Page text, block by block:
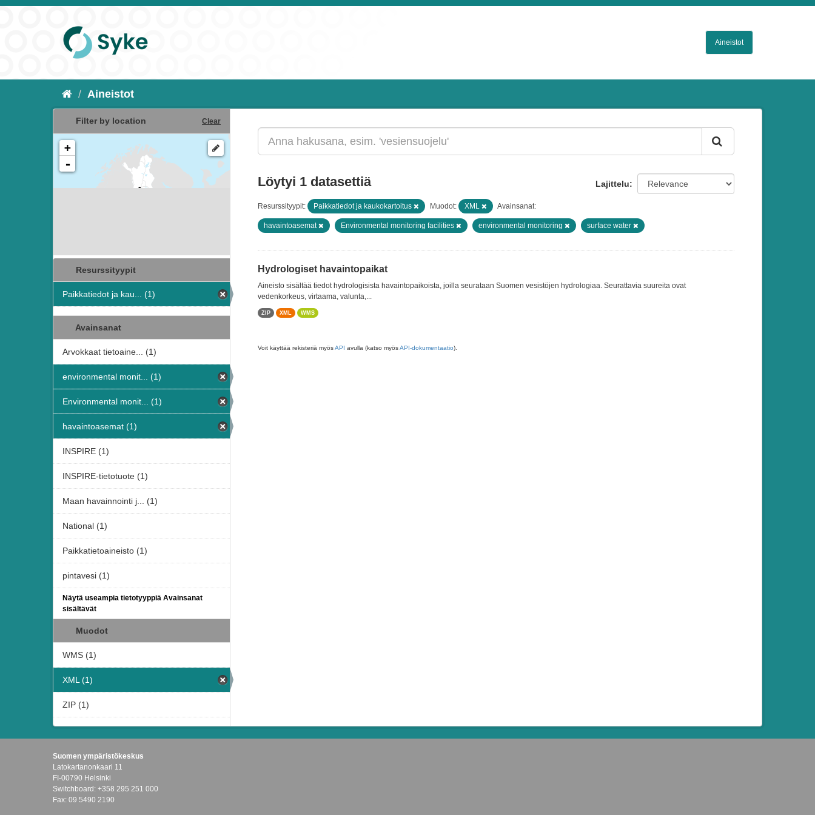
Aineistot
Aineistot
Filter by location Clear
+
-
Resurssityypit
Paikkatiedot ja kau... (1)
Avainsanat
Arvokkaat tietoaine... (1)
environmental monit... (1)
Environmental monit... (1)
havaintoasemat (1)
INSPIRE (1)
INSPIRE-tietotuote (1)
Maan havainnointi j... (1)
National (1)
Paikkatietoaineisto (1)
pintavesi (1)
Näytä useampia tietotyyppiä Avainsanat
sisältävät
Muodot
WMS (1)
XML (1)
ZIP (1)
Lajittelu
Löytyi 1 datasettiä
Resurssityypit: Paikkatiedot ja kaukokartoitus Muodot: XML Avainsanat:
havaintoasemat Environmental monitoring facilities environmental monitoring surface water
Hydrologiset havaintopaikat
Aineisto sisältää tiedot hydrologisista havaintopaikoista, joilla seurataan Suomen vesistöjen hydrologiaa. Seurattavia suureita ovat
vedenkorkeus, virtaama, valunta,...
ZIP XML WMS
Voit käyttää rekisteriä myösAPI avulla (katso myösAPI-dokumentaatio).
Suomen ympäristökeskus
Latokartanonkaari 11
FI-00790 Helsinki
Switchboard: +358 295 251 000
Fax: 09 5490 2190